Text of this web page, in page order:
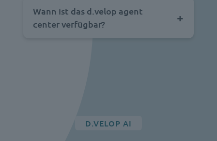
Wann ist das d.velop agent
center verfügbar?
D.VELOP AI